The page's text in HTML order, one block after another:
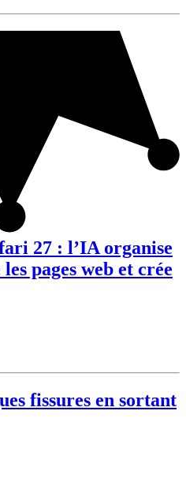
27 : l’IA organise
pages web et crée
fissures en sortant